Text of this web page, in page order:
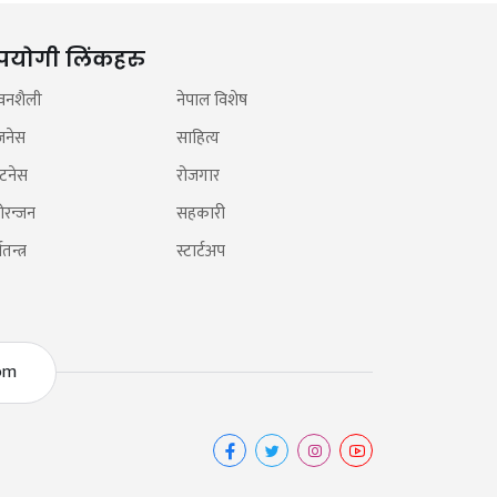
लिंकहरु
नेपाल विशेष
साहित्य
रोजगार
सहकारी
स्टार्टअप